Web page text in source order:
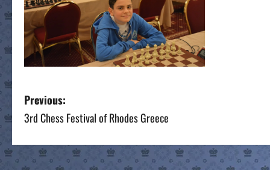
P
o
s
Previous:
3rd Chess Festival of Rhodes Greece